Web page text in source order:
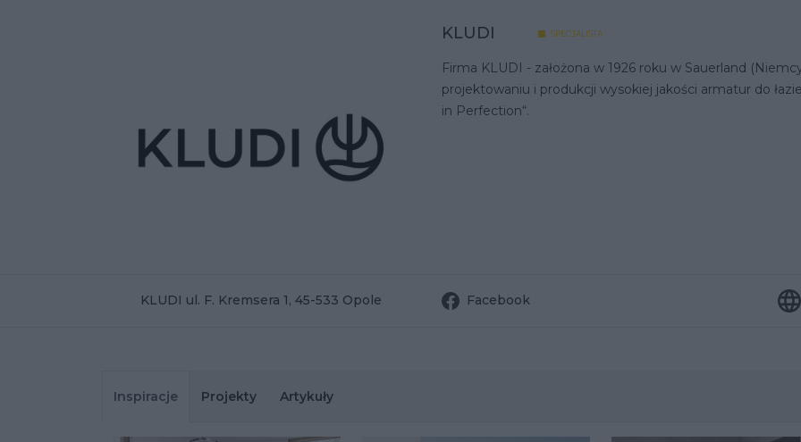
KLUDI SPECJALISTA
Firma KLUDI - założona w 1926 roku w Sauerland
projektowaniu i produkcji wysokiej jakości armatur do
in Perfection“.
KLUDI ul. F. Kremsera 1, 45-533 Opole Facebook
Inspiracje Projekty Artykuły